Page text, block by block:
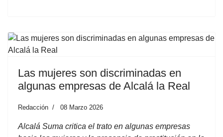
Las mujeres son discriminadas en
algunas empresas de Alcalá la Real
Redacción 08 Marzo 2026
Alcalá Suma critica el trato en algunas empresas